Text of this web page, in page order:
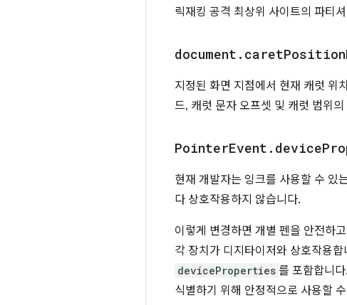
릭재킹 공격 최상위 사이트의 파티
document . caretPosition
지정된 화면 지점에서 현재 캐럿 위
드, 캐럿 문자 오프셋 및 캐럿 범위
PointerEvent . device
현재 개발자는 잉크를 사용할 수 있
다 상호작용하지 않습니다.
이렇게 변경하면 개별 펜을 안전하
각 장치가 디지타이저와 상호작용합
deviceProperties 를 포함합니
식별하기 위해 안정적으로 사용할